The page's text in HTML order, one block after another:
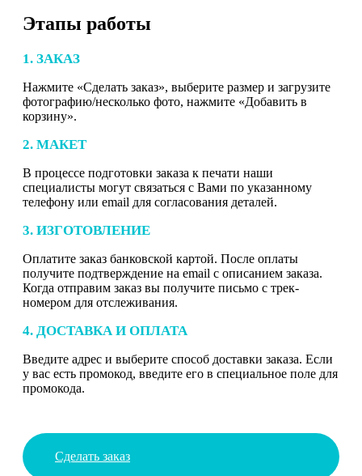
Этапы работы
1. ЗАКАЗ
Нажмите «Сделать заказ», выберите размер и загрузите
фотографию/несколько фото, нажмите «Добавить в
корзину».
2. МАКЕТ
В процессе подготовки заказа к печати наши
специалисты могут связаться с Вами по указанному
телефону или email для согласования деталей.
3. ИЗГОТОВЛЕНИЕ
Оплатите заказ банковской картой. После оплаты
получите подтверждение на email с описанием заказа.
Когда отправим заказ вы получите письмо с трек-
номером для отслеживания.
4. ДОСТАВКА И ОПЛАТА
Введите адрес и выберите способ доставки заказа. Если
у вас есть промокод, введите его в специальное поле для
промокода.
Сделать заказ